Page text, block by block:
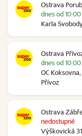
Ostrava
Karla
dnes od 10:00
Ostrava
OC
Přívoz
dnes od 10:00
Ostrava
Výškovická
nedostupné